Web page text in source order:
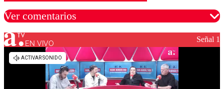
Ver comentarios
Los comentarios son moderados para garantizar un
diálogo respetuoso.
EN VIVO Señal 1